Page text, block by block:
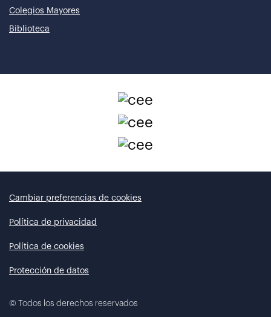
Colegios Mayores
Biblioteca
Cambiar preferencias de cookies
Política de privacidad
Política de cookies
Protección de datos
© Todos los derechos reservados